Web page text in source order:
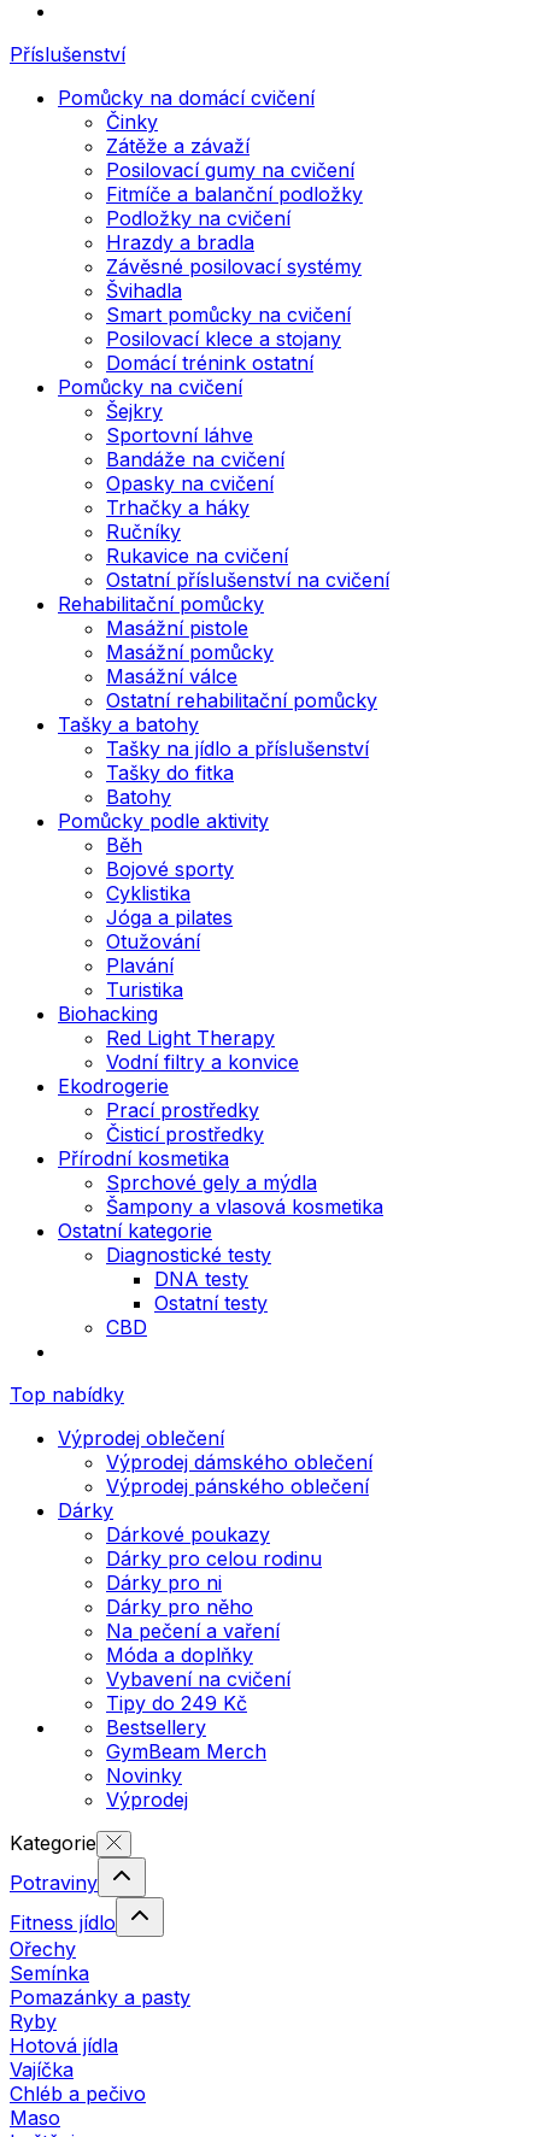
Příslušenství
Pomůcky na domácí cvičení
Činky
Zátěže a závaží
Posilovací gumy na cvičení
Fitmíče a balanční podložky
Podložky na cvičení
Hrazdy a bradla
Závěsné posilovací systémy
Švihadla
Smart pomůcky na cvičení
Posilovací klece a stojany
Domácí trénink ostatní
Pomůcky na cvičení
Šejkry
Sportovní láhve
Bandáže na cvičení
Opasky na cvičení
Trhačky a háky
Ručníky
Rukavice na cvičení
Ostatní příslušenství na cvičení
Rehabilitační pomůcky
Masážní pistole
Masážní pomůcky
Masážní válce
Ostatní rehabilitační pomůcky
Tašky a batohy
Tašky na jídlo a příslušenství
Tašky do fitka
Batohy
Pomůcky podle aktivity
Běh
Bojové sporty
Cyklistika
Jóga a pilates
Otužování
Plavání
Turistika
Biohacking
Red Light Therapy
Vodní filtry a konvice
Ekodrogerie
Prací prostředky
Čisticí prostředky
Přírodní kosmetika
Sprchové gely a mýdla
Šampony a vlasová kosmetika
Ostatní kategorie
Diagnostické testy
DNA testy
Ostatní testy
CBD
Top nabídky
Výprodej oblečení
Výprodej dámského oblečení
Výprodej pánského oblečení
Dárky
Dárkové poukazy
Dárky pro celou rodinu
Dárky pro ni
Dárky pro něho
Na pečení a vaření
Móda a doplňky
Vybavení na cvičení
Tipy do 249 Kč
Bestsellery
GymBeam Merch
Novinky
Výprodej
Kategorie
Potraviny
Fitness jídlo
Ořechy
Semínka
Pomazánky a pasty
Ryby
Hotová jídla
Vajíčka
Chléb a pečivo
Maso